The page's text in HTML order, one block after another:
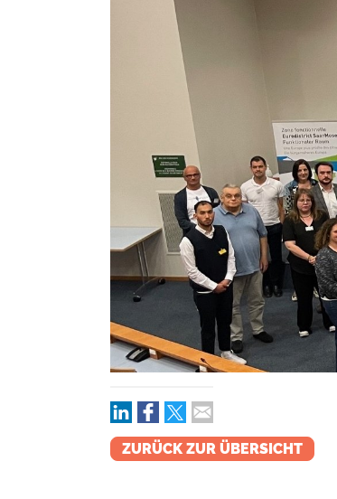
ZURÜCK ZUR ÜBERSICHT